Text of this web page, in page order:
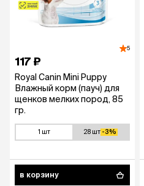
5
117 ₽
Royal Canin Mini Puppy
Влажный корм (пауч) для
щенков мелких пород, 85
гр.
1 шт 28 шт -3%
в корзину